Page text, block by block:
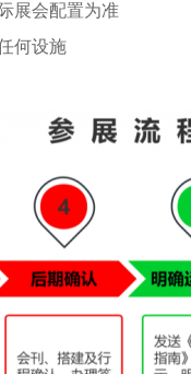
展会配置为准
何设施